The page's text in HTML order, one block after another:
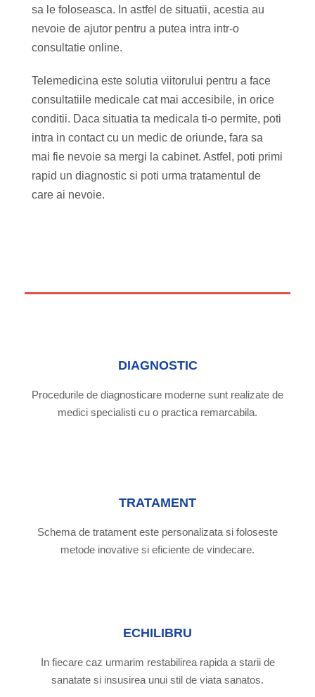
sa le foloseasca. In astfel de situatii, acestia au
nevoie de ajutor pentru a putea intra intr-o
consultatie online.
Telemedicina este solutia viitorului pentru a face
consultatiile medicale cat mai accesibile, in orice
conditii. Daca situatia ta medicala ti-o permite, poti
intra in contact cu un medic de oriunde, fara sa
mai fie nevoie sa mergi la cabinet. Astfel, poti primi
rapid un diagnostic si poti urma tratamentul de
care ai nevoie.
DIAGNOSTIC
Procedurile de diagnosticare moderne sunt realizate de
medici specialisti cu o practica remarcabila.
TRATAMENT
Schema de tratament este personalizata si foloseste
metode inovative si eficiente de vindecare.
ECHILIBRU
In fiecare caz urmarim restabilirea rapida a starii de
sanatate si insusirea unui stil de viata sanatos.